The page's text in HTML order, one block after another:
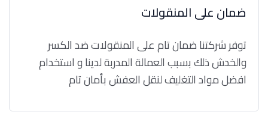
ضمان على المنقولات
توفر شركتنا ضمان تام على المنقولات ضد الكسر
والخدش ذلك بسبب العمالة المدربة لدينا و استخدام
افضل مواد التغليف لنقل العفش بأمان تام